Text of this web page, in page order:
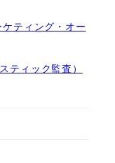
ティング・オー
ィック監査）